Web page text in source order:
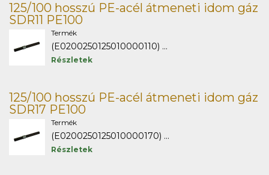
125/100 hosszú PE-acél átmeneti idom gáz
SDR11 PE100
Termék
(E0200250125010000110) ...
Részletek
125/100 hosszú PE-acél átmeneti idom gáz
SDR17 PE100
Termék
(E0200250125010000170) ...
Részletek